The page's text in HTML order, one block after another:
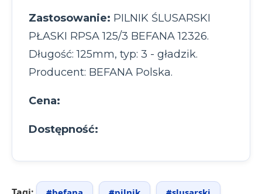
Zastosowanie: PILNIK ŚLUSARSKI
PŁASKI RPSA 125/3 BEFANA 12326.
Długość: 125mm, typ: 3 - gładzik.
Producent: BEFANA Polska.
Cena:
Dostępność: